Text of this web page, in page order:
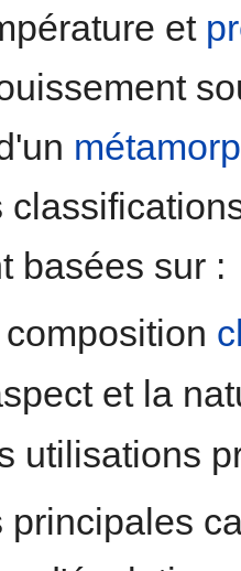
et
basées sur :
et la
utilisations
principales